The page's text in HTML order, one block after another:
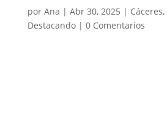
por Ana | Abr 30, 2025 | Cáceres,
Destacando| 0 Comentarios